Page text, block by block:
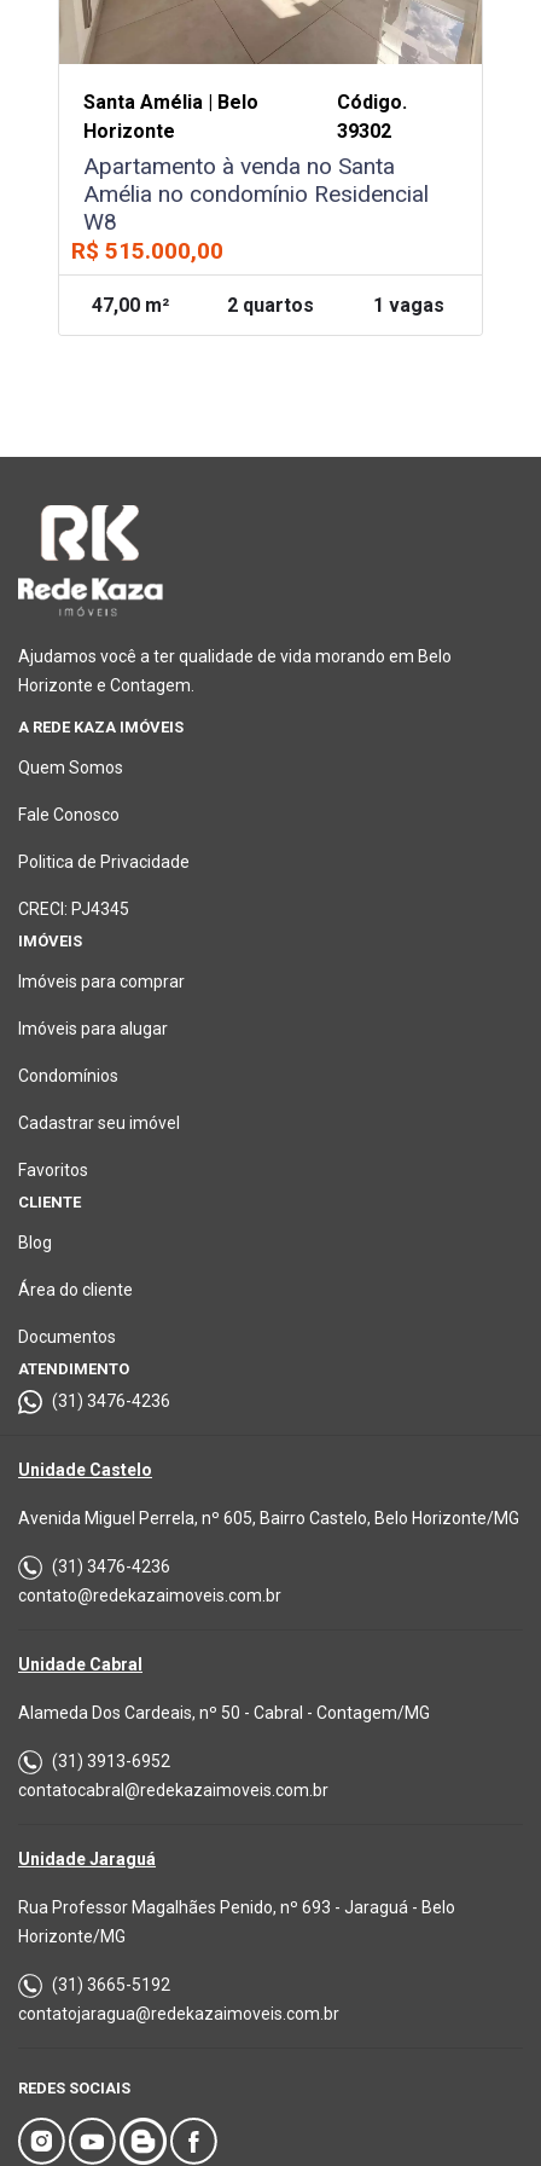
Santa Amélia | Belo
Horizonte
Código.
39302
Apartamento à venda no Santa
Amélia no condomínio Residencial
W8
R$ 515.000,00
47,00 m² 2 quartos 1 vagas
Ajudamos você a ter qualidade de vida morando em Belo
Horizonte e Contagem.
A REDE KAZA IMÓVEIS
Quem Somos
Fale Conosco
Politica de Privacidade
CRECI: PJ4345
IMÓVEIS
Imóveis para comprar
Imóveis para alugar
Condomínios
Cadastrar seu imóvel
Favoritos
CLIENTE
Blog
Área do cliente
Documentos
ATENDIMENTO
(31) 3476-4236
Unidade Castelo
Avenida Miguel Perrela, nº 605, Bairro Castelo, Belo Horizonte/MG
(31) 3476-4236
contato@redekazaimoveis.com.br
Unidade Cabral
Alameda Dos Cardeais, nº 50 - Cabral - Contagem/MG
(31) 3913-6952
contatocabral@redekazaimoveis.com.br
Unidade Jaraguá
Rua Professor Magalhães Penido, nº 693 - Jaraguá - Belo
Horizonte/MG
(31) 3665-5192
contatojaragua@redekazaimoveis.com.br
REDES SOCIAIS